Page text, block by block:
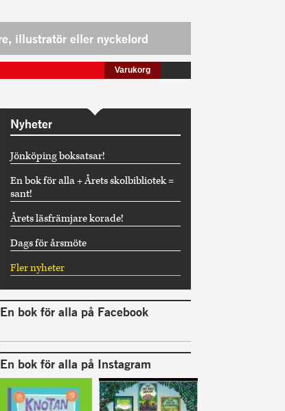
Varukorg
Nyheter
Jönköping boksatsar!
En bok för alla + Årets skolbibliotek =
sant!
Årets läsfrämjare korade!
Dags för årsmöte
Fler nyheter
En bok för alla på Facebook
En bok för alla på Instagram